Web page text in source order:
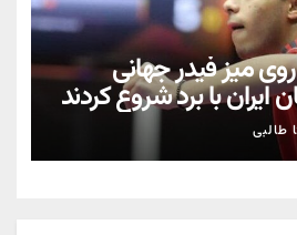
میز فیدر جهانی
ایران با برد شروع کردند
طالبی